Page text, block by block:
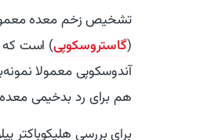
تشخیص زخم معده
(گاستروسکوپی) است که
آندوسکوپی معمولا
هم برای رد بدخیمی
برای بررسی هلیکوباکتر